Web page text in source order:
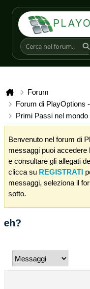
Forum
Forum di PlayOptions
Primi Passi nel
Benvenuto nel forum di
messaggi puoi
e consultare gli allegati
clicca su REGISTRATI
messaggi, seleziona il
sotto.
eh?